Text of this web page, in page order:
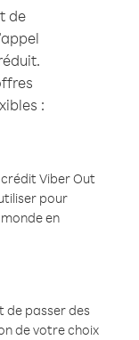
de
:
Viber Out
pour
en
de passer des
de votre choix